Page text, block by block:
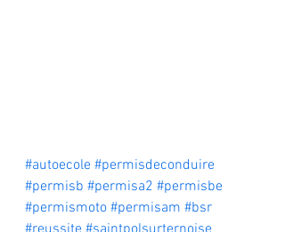
#autoecole #permisdeconduire
#permisb #permisa2 #permisbe
#permismoto #permisam #bsr